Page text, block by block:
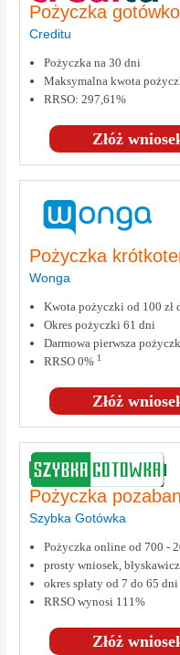
Pożyczka
Creditu
Złóż
Pożyczka na 30 dni
Maksymalna kwota
RRSO: 297,61%
Pożyczka
Wonga
Złóż
Kwota pożyczki od 100 zł
Okres pożyczki 61 dni
Darmowa pierwsza
RRSO 0% 1
Pożyczka
Szybka Gotówka
Złóż
Pożyczka online od 700 -
prosty wniosek,
okres spłaty od 7 do 65 dni
RRSO wynosi 111%